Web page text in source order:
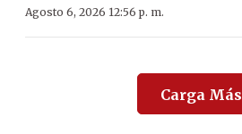
Agosto 6, 2026 12:56 p. m.
Carga Más